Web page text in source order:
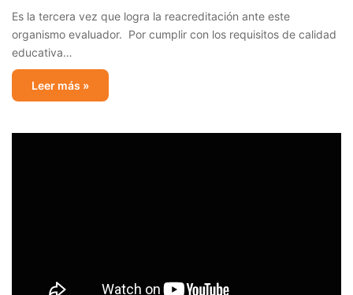
Es la tercera vez que logra la reacreditación ante este
organismo evaluador. Por cumplir con los requisitos de calidad
educativa…
Leer más »